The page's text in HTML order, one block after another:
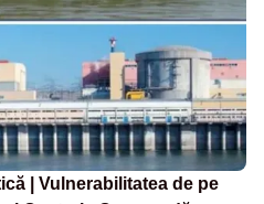
| Vulnerabilitatea de pe